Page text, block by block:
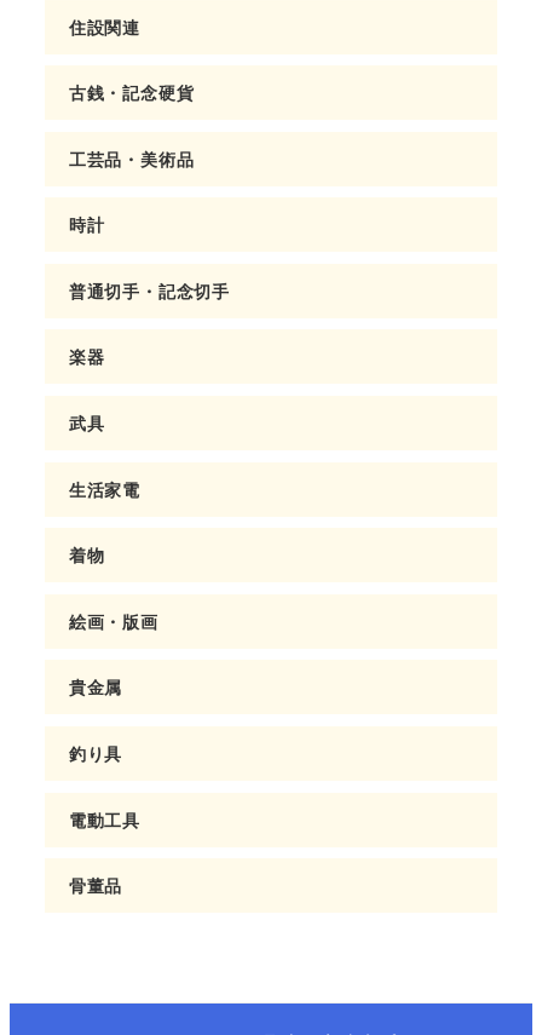
住設関連
古銭・記念硬貨
工芸品・美術品
時計
普通切手・記念切手
楽器
武具
生活家電
着物
絵画・版画
貴金属
釣り具
電動工具
骨董品